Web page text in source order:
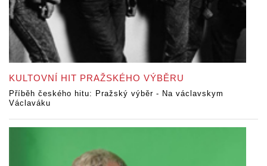
KULTOVNÍ HIT PRAŽSKÉHO VÝBĚRU
Příběh českého hitu: Pražský výběr - Na václavskym
Václaváku